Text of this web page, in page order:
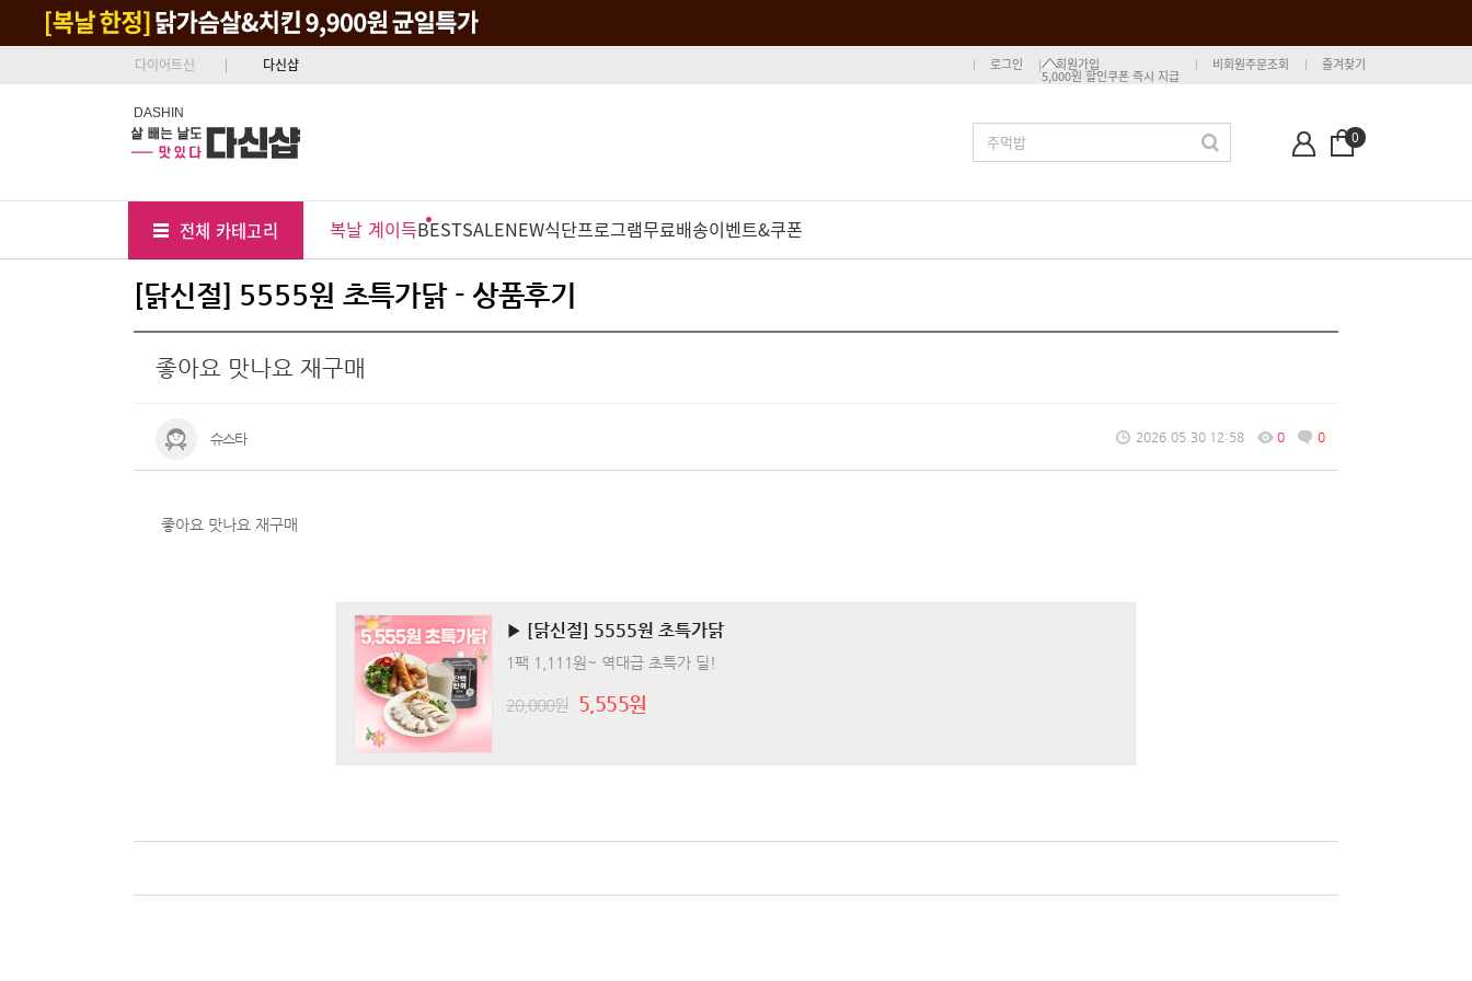
다이어트신 다신샵 로그인 회원가입
5,000원 할인쿠폰 즉시 지급
비회원주문조회 즐겨찾기
DASHIN
0
전체 카테고리 복날 계이득BESTSALENEW식단프로그램무료배송이벤트&쿠폰
[닭신절] 5555원 초특가닭 - 상품후기
좋아요 맛나요 재구매
슈스타 2026.05.30 12:58 0 0
좋아요 맛나요 재구매
▶ [닭신절] 5555원 초특가닭
1팩 1,111원~ 역대급 초특가 딜!
20,000원 5,555원